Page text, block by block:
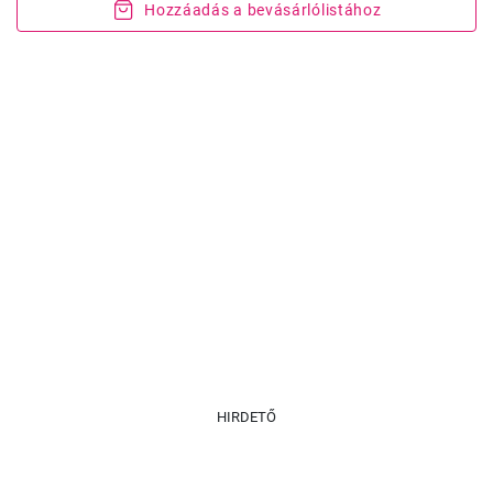
Hozzáadás a bevásárlólistához
HIRDETŐ